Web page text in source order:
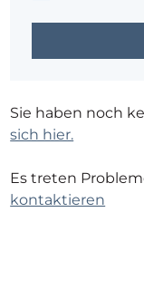
Sie haben noch
sich hier.
Es treten
kontaktieren